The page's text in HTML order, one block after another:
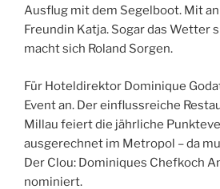
Ausflug mit dem Segelboot. Mit
Freundin Katja. Sogar das Wetter
macht sich Roland Sorgen.
Für Hoteldirektor Dominique
Event an. Der einflussreiche
Millau feiert die jährliche
ausgerechnet im Metropol – da
Der Clou: Dominiques Chefkoch
nominiert.